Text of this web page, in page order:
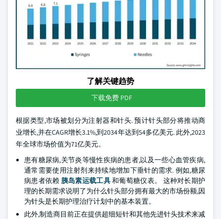
了解关键趋势
下载免费 PDF
根据类型,市场被划分为注射器和针头. 预计针头部分将推动商
业增长,并在CAGR增长3.1%,到2034年达到54多亿美元. 此外,2023
年全球市场价值为71亿美元。
患有糖尿病,关节炎等慢性疾病的患者,以及一些心血管疾病,
通常需要使用注射剂来持续地增加下垂针的需求. 例如,糖尿
病患者依赖 胰岛素运载工具和葡萄糖仪表。 这种对长期护
理的长期需求说明了为什么针头部分拥有最大的市场份额,因
为针头是长期护理治疗计划中的基本装置。
此外,制造商目前正在提供超细短针和其他先进针头技术来减